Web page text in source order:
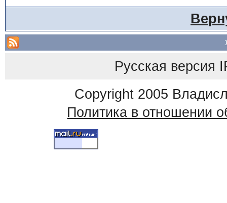
Русская версия
Copyright 2005
Политика в отношении